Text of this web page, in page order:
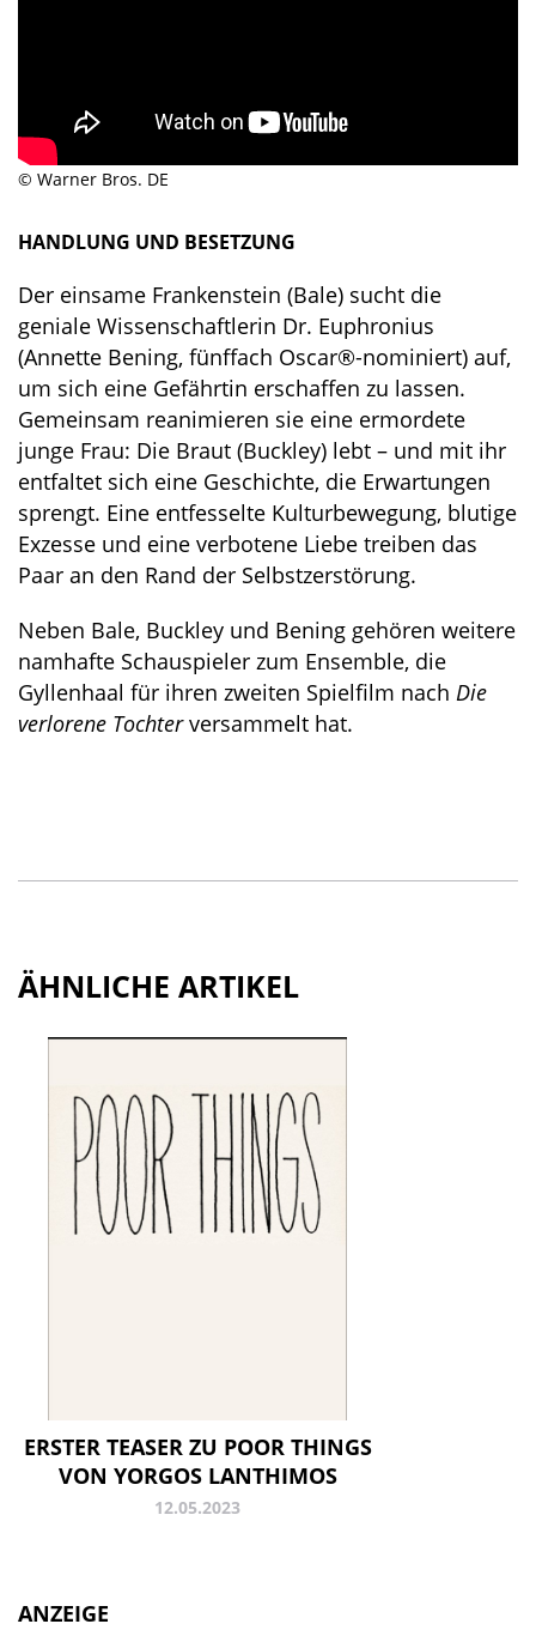
© Warner Bros. DE
HANDLUNG UND BESETZUNG
Der einsame Frankenstein (Bale) sucht die
geniale Wissenschaftlerin Dr. Euphronius
(Annette Bening, fünffach Oscar®-nominiert) auf,
um sich eine Gefährtin erschaffen zu lassen.
Gemeinsam reanimieren sie eine ermordete
junge Frau: Die Braut (Buckley) lebt – und mit ihr
entfaltet sich eine Geschichte, die Erwartungen
sprengt. Eine entfesselte Kulturbewegung, blutige
Exzesse und eine verbotene Liebe treiben das
Paar an den Rand der Selbstzerstörung.
Neben Bale, Buckley und Bening gehören weitere
namhafte Schauspieler zum Ensemble, die
Gyllenhaal für ihren zweiten Spielfilm nach Die
verlorene Tochterversammelt hat.
ÄHNLICHE ARTIKEL
ERSTER TEASER ZU POOR THINGS
VON YORGOS LANTHIMOS
12.05.2023
ANZEIGE